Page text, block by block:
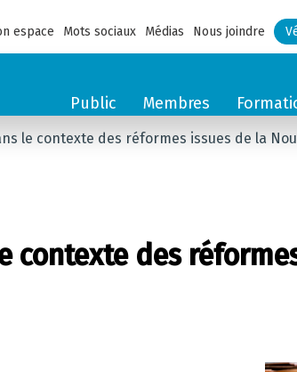
espace Mots sociaux Médias Nous joindre
Public Membres
le contexte des réformes issues de la
contexte des